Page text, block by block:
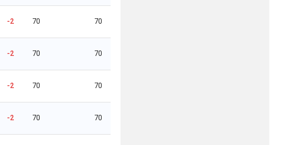
-2 70 70
-2 70 70
-2 70 70
-2 70 70